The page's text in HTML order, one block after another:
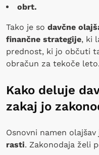
obrt.
Tako je so davčne
finančne strategije, ki
prednost, ki jo občuti
obračun za tekoče leto.
Kako deluje
zakaj jo
Osnovni namen olajšav
rasti. Zakonodaja želi